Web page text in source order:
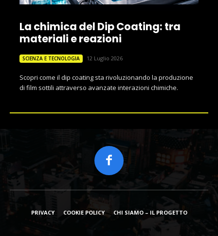
La chimica del Dip Coating: tra
materiali e reazioni
SCIENZA E TECNOLOGIA 12 Luglio 2026
Scopri come il dip coating sta rivoluzionando la produzione
di film sottili attraverso avanzate interazioni chimiche.
PRIVACY COOKIE POLICY CHI SIAMO – IL PROGETTO